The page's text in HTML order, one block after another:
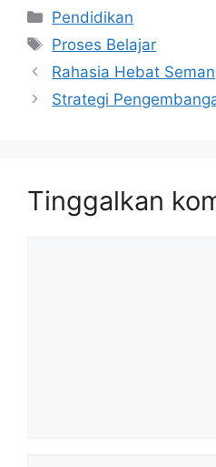
Kategori
Pendidikan
Tag
Proses Belajar
Rahasia Hebat
Strategi
Tinggalkan